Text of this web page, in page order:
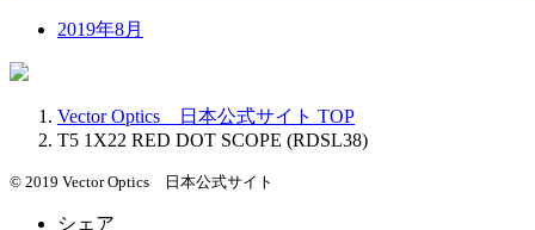
2019年8月
Vector Optics 日本公式サイト TOP
T5 1X22 RED DOT SCOPE (RDSL38)
© 2019 Vector Optics 日本公式サイト
シェア